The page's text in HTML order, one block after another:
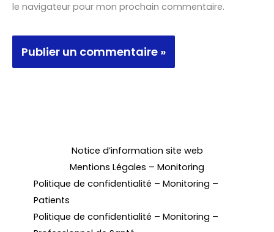
le navigateur pour mon prochain commentaire.
Notice d’information site web
Mentions Légales – Monitoring
Politique de confidentialité – Monitoring –
Patients
Politique de confidentialité – Monitoring –